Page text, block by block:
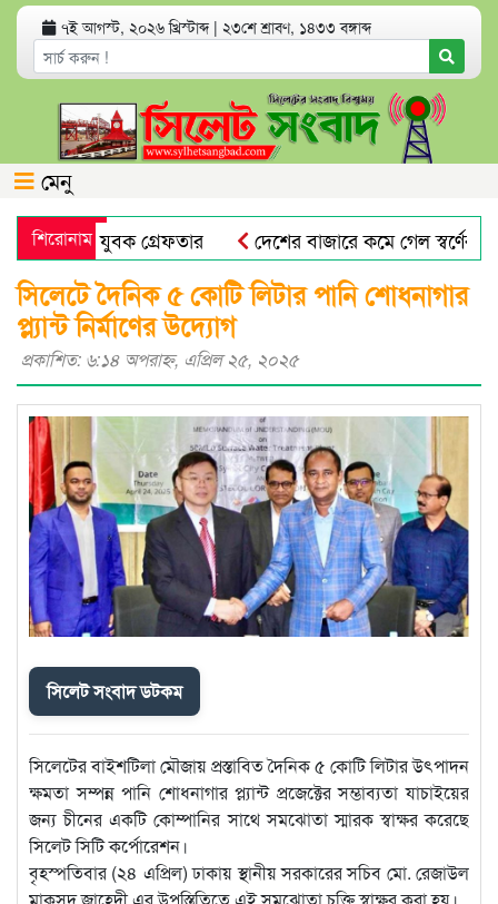
৭ই আগস্ট, ২০২৬ খ্রিস্টাব্দ | ২৩শে শ্রাবণ, ১৪৩৩ বঙ্গাব্দ
মেনু
শিরোনামযুবক গ্রেফতার
দেশের বাজারে কমে গেল স্বর্ণের দাম
প্রভাষক পরিচয়ে খাতা মূল্যায়ন, আসলে কলেজের অফিস
সিলেটে দৈনিক ৫ কোটি লিটার পানি শোধনাগার
প্ল্যান্ট নির্মাণের উদ্যোগ
প্রকাশিত: ৬:১৪ অপরাহ্ণ, এপ্রিল ২৫, ২০২৫
সিলেট সংবাদ ডটকম
সিলেটের বাইশটিলা মৌজায় প্রস্তাবিত দৈনিক ৫ কোটি লিটার উৎপাদন
ক্ষমতা সম্পন্ন পানি শোধনাগার প্ল্যান্ট প্রজেক্টের সম্ভাব্যতা যাচাইয়ের
জন্য চীনের একটি কোম্পানির সাথে সমঝোতা স্মারক স্বাক্ষর করেছে
সিলেট সিটি কর্পোরেশন।
বৃহস্পতিবার (২৪ এপ্রিল) ঢাকায় স্থানীয় সরকারের সচিব মো. রেজাউল